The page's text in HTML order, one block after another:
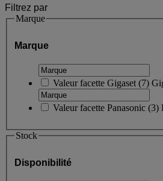
Filtrez par
Marque
Marque
Valeur facette Gigaset (7)
Valeur facette Panasonic (3)
Stock
Disponibilité